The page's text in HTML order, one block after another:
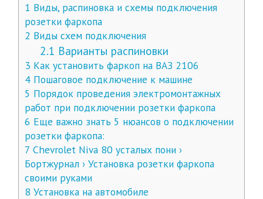
1 Виды, распиновка и схемы подключения
розетки фаркопа
2 Виды схем подключения
2.1 Варианты распиновки
3 Как установить фаркоп на ВАЗ 2106
4Пошаговое подключение к машине
5 Порядок проведения электромонтажных
работ при подключении розетки фаркопа
6 Еще важно знать 5 нюансов о подключении
розетки фаркопа:
7 Chevrolet Niva 80 усталых пони ›
Бортжурнал › Установка розетки фаркопа
своими руками
8 Установка на автомобиле